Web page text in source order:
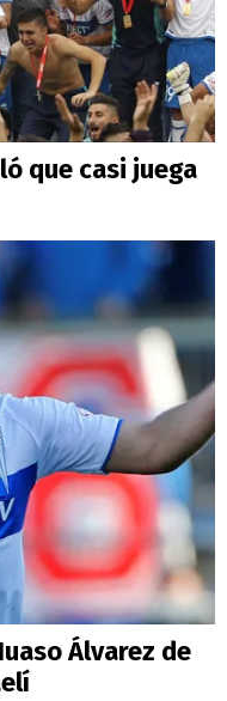
que casi juega
Álvarez de